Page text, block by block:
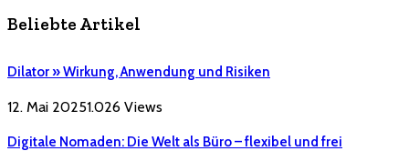
Beliebte Artikel
Dilator » Wirkung, Anwendung und Risiken
12. Mai 20251.026 Views
Digitale Nomaden: Die Welt als Büro – flexibel und frei